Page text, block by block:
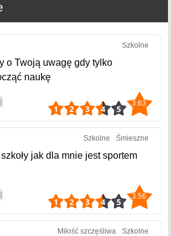
Szkolne
o Twoją uwagę gdy tylko
naukę
3.63
Szkolne Śmieszne
jak dla mnie jest sportem
3.56
Miłość szczęśliwa Szkolne